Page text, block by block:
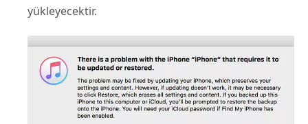
yükleyecektir.